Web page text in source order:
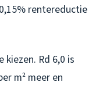
rentereductie
Rd 6,0 is
m² meer en